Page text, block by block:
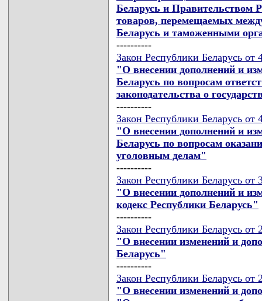
Беларусь и Правительством
товаров, перемещаемых
Беларусь и таможенными
----------
Закон Республики Беларусь от
"О внесении дополнений и
Беларусь по вопросам
законодательства о
----------
Закон Республики Беларусь от
"О внесении дополнений и
Беларусь по вопросам
уголовным делам"
----------
Закон Республики Беларусь от
"О внесении дополнений и
кодекс Республики Беларусь"
----------
Закон Республики Беларусь от
"О внесении изменений и
Беларусь"
----------
Закон Республики Беларусь от
"О внесении изменений и